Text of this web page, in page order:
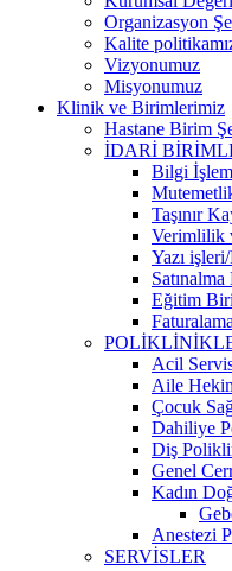
Organizasyon
Kalite
Vizyonumuz
Misyonumuz
Klinik ve Birimlerimiz
Hastane Birim
İDARİ
Bilgi İşlem
Taşınır
Verimlilik
Yazı
Eğitim
Faturalama
Acil
Aile
Çocuk
Dahiliye
Diş
Genel
Kadın
Anestezi
SERVİSLER